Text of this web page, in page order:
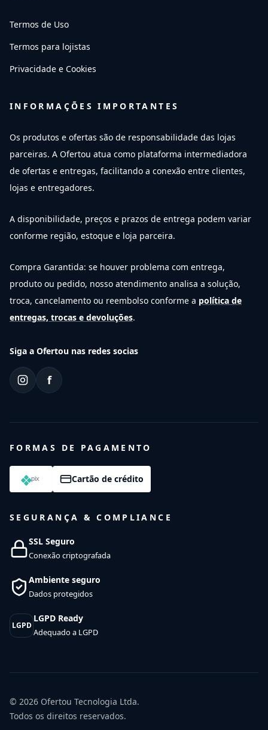
Termos de Uso
Termos para lojistas
Privacidade e Cookies
INFORMAÇÕES IMPORTANTES
Os produtos e ofertas são de responsabilidade das lojas
parceiras. A Ofertou atua como plataforma intermediadora
de ofertas e entregas, facilitando a conexão entre clientes,
lojas e entregadores.
A disponibilidade, preços e prazos de entrega podem variar
conforme região, estoque e loja parceira.
Compra Garantida: se houver problema com entrega,
produto ou pedido, nosso atendimento analisa a solução,
troca, cancelamento ou reembolso conforme a política de
entregas, trocas e devoluções.
Siga a Ofertou nas redes socias
f
FORMAS DE PAGAMENTO
Cartão de crédito
SEGURANÇA & COMPLIANCE
SSL Seguro
Conexão criptografada
Ambiente seguro
Dados protegidos
LGPD
LGPD Ready
Adequado a LGPD
© 2026 Ofertou Tecnologia Ltda.
Todos os direitos reservados.